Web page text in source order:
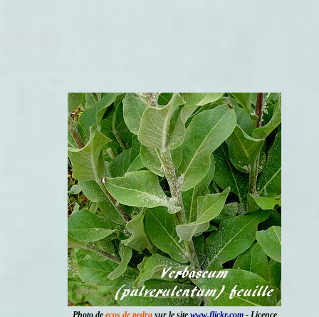
Photo de ecos de pedrasur le site www.flickr.com- Licence